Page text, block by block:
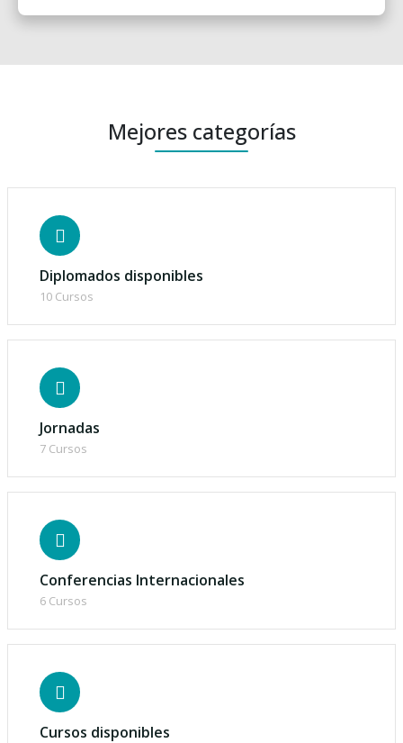
Mejores categorías
Diplomados disponibles
10 Cursos
Jornadas
7 Cursos
Conferencias Internacionales
6 Cursos
Cursos disponibles